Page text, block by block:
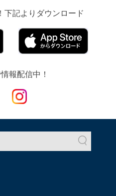
下記よりダウンロード
報配信中！